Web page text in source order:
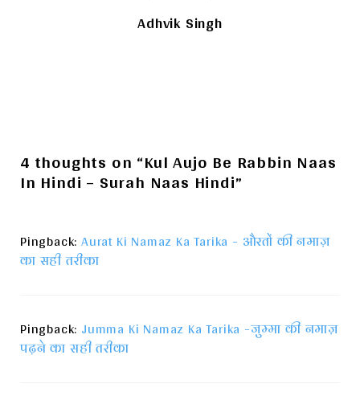
Adhvik Singh
4 thoughts on “Kul Aujo Be Rabbin Naas
In Hindi – Surah Naas Hindi”
Pingback:Aurat Ki Namaz Ka Tarika - औरतों की नमाज़
का सही तरीका
Pingback: Jumma Ki Namaz Ka Tarika -जुम्मा की नमाज़
पढ़ने का सही तरीका